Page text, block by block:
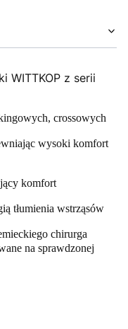
WITTKOP z serii
crossowych
wysoki komfort
komfort
tłumienia wstrząsów
chirurga
na sprawdzonej